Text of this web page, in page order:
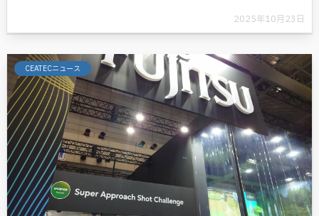
2025年10月23日
CEATECニュース